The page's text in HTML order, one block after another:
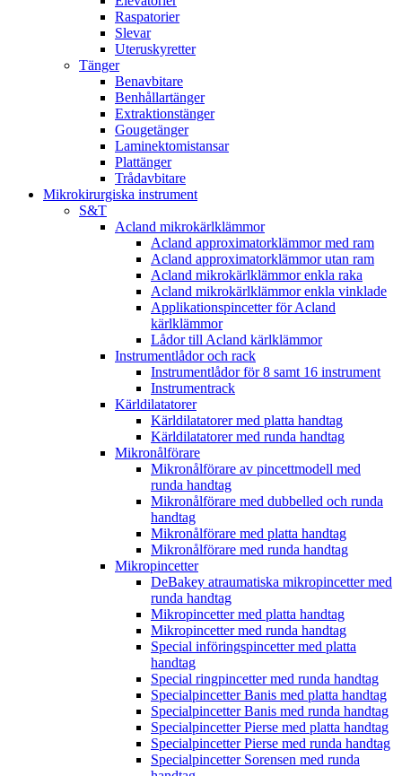
Raspatorier
Slevar
Uteruskyretter
Tänger
Benavbitare
Benhållartänger
Extraktionstänger
Gougetänger
Laminektomistansar
Plattänger
Trådavbitare
Mikrokirurgiska instrument
S&T
Acland mikrokärlklämmor
Acland approximatorklämmor med ram
Acland approximatorklämmor utan ram
Acland mikrokärlklämmor enkla raka
Acland mikrokärlklämmor enkla vinklade
Applikationspincetter för Acland
kärlklämmor
Lådor till Acland kärlklämmor
Instrumentlådor och rack
Instrumentlådor för 8 samt 16 instrument
Instrumentrack
Kärldilatatorer
Kärldilatatorer med platta handtag
Kärldilatatorer med runda handtag
Mikronålförare
Mikronålförare av pincettmodell med
runda handtag
Mikronålförare med dubbelled och runda
handtag
Mikronålförare med platta handtag
Mikronålförare med runda handtag
Mikropincetter
DeBakey atraumatiska mikropincetter med
runda handtag
Mikropincetter med platta handtag
Mikropincetter med runda handtag
Special införingspincetter med platta
handtag
Special ringpincetter med runda handtag
Specialpincetter Banis med platta handtag
Specialpincetter Banis med runda handtag
Specialpincetter Pierse med platta handtag
Specialpincetter Pierse med runda handtag
Specialpincetter Sorensen med runda